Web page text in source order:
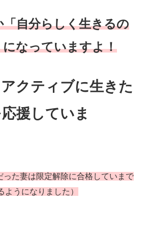
自分らしく生きるの
なっていますよ！
クティブに生きた
援していま
った妻は限定解除に合格していまで
ようになりました）